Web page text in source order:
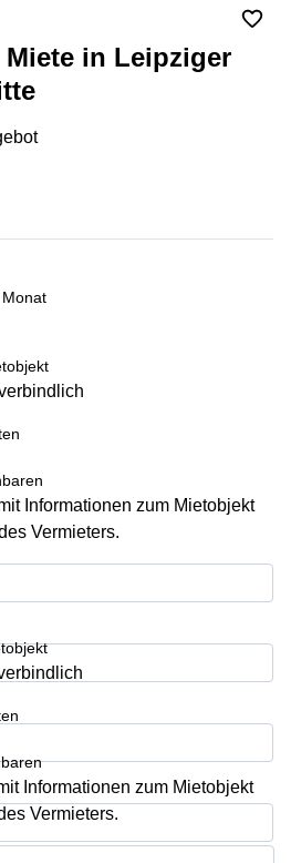
in Leipziger
Informationen zum Mietobjekt
Vermieters.
Informationen zum Mietobjekt
Vermieters.